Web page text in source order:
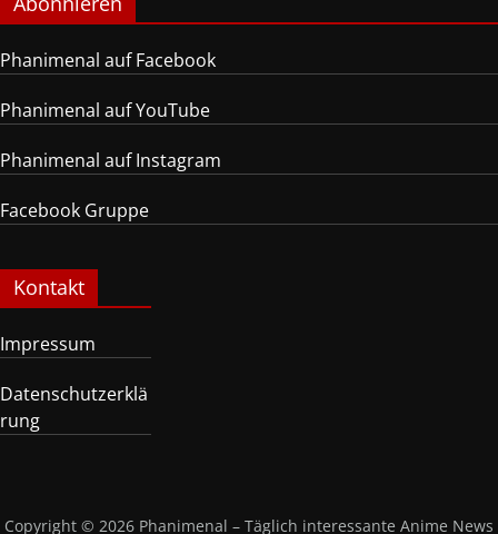
Phanimenal auf Facebook
Phanimenal auf YouTube
Phanimenal auf Instagram
Facebook Gruppe
Kontakt
Impressum
Datenschutzerklä
rung
Copyright © 2026 Phanimenal – Täglich interessante Anime News